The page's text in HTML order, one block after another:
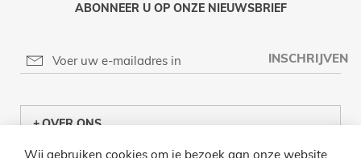
ABONNEER U OP ONZE NIEUWSBRIEF
INSCHRIJVEN
OVER ONS
Wij gebruiken cookies om je bezoek aan onze website